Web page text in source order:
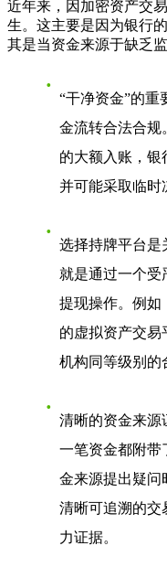
近年来，因加密资产交
生。这主要是因为银行
其是当资金来源于缺乏
“干净资金”的重
金流转合法合规
的大额入账，银
并可能采取临时
选择持牌平台是
就是通过一个受
提现操作。例如
的虚拟资产交易
机构同等级别的
清晰的资金来源
一笔资金都附带
金来源提出疑问
清晰可追溯的交
力证据。